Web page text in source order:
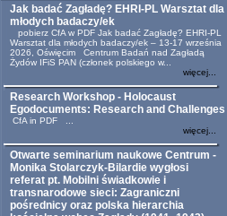
Jak badać Zagładę? EHRI-PL Warsztat dla
młodych badaczy/ek
pobierz CfA w PDF Jak badać Zagładę? EHRI-PL
Warsztat dla młodych badaczy/ek – 13-17 września
2026, Oświęcim Centrum Badań nad Zagładą
Żydów IFiS PAN (członek polskiego w...
więcej...
Research Workshop - Holocaust
Egodocuments: Research and Challenges
CfA in PDF ...
więcej...
Otwarte seminarium naukowe Centrum -
Monika Stolarczyk-Bilardie wygłosi
referat pt. Mobilni świadkowie i
transnarodowe sieci: Zagraniczni
pośrednicy oraz polska hierarchia